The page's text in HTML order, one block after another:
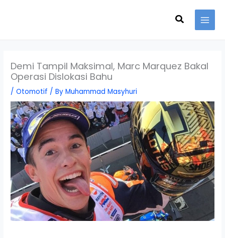
Search
Demi Tampil Maksimal, Marc Marquez Bakal
Operasi Dislokasi Bahu
/Otomotif / ByMuhammad Masyhuri